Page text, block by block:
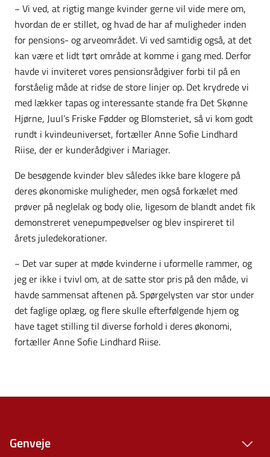
− Vi ved, at rigtig mange kvinder gerne vil vide mere om,
hvordan de er stillet, og hvad de har af muligheder inden
for pensions- og arveområdet. Vi ved samtidig også, at det
kan være et lidt tørt område at komme i gang med. Derfor
havde vi inviteret vores pensionsrådgiver forbi til på en
forståelig måde at ridse de store linjer op. Det krydrede vi
med lækker tapas og interessante stande fra Det Skønne
Hjørne, Juul’s Friske Fødder og Blomsteriet, så vi kom godt
rundt i kvindeuniverset, fortæller Anne Sofie Lindhard
Riise, der er kunderådgiver i Mariager.
De besøgende kvinder blev således ikke bare klogere på
deres økonomiske muligheder, men også forkælet med
prøver på neglelak og body olie, ligesom de blandt andet fik
demonstreret venepumpeøvelser og blev inspireret til
årets juledekorationer.
− Det var super at møde kvinderne i uformelle rammer, og
jeg er ikke i tvivl om, at de satte stor pris på den måde, vi
havde sammensat aftenen på. Spørgelysten var stor under
det faglige oplæg, og flere skulle efterfølgende hjem og
have taget stilling til diverse forhold i deres økonomi,
fortæller Anne Sofie Lindhard Riise.
Genveje